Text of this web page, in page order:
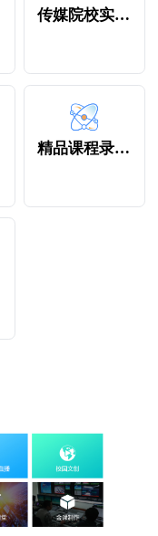
传媒院校实训系统
精品课程录制系统